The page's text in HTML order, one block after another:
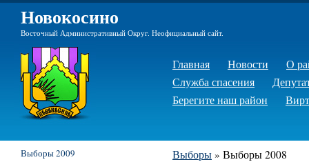
Новокосино
Восточный Административный Округ. Неофициальный сайт.
Главная Новости
О
Служба спасения
Берегите наш район
Выборы » Выборы 2008
Выборы 2009